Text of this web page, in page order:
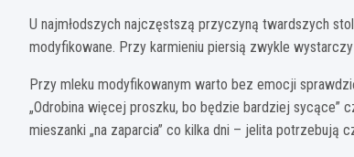
U najmłodszych najczęstszą przyczyną twardszych
modyfikowane. Przy karmieniu piersią zwykle
Przy mleku modyfikowanym warto bez emocji
„Odrobina więcej proszku, bo będzie bardziej sycące”
mieszanki „na zaparcia” co kilka dni – jelita potrzebują